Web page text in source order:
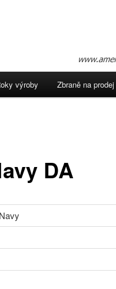
výroby Zbraně na prodej
DA